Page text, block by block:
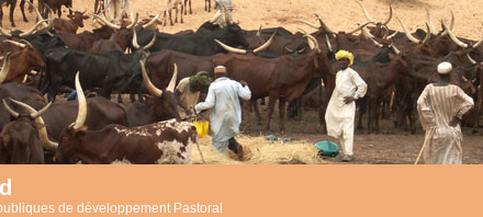
de développement Pastoral